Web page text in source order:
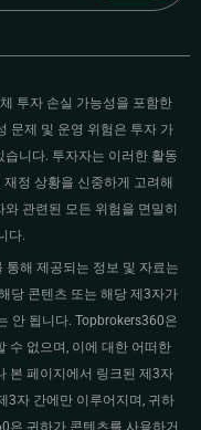
투자 손실 가능성을 포함한
문제 및 운영 위험은 투자 가
니다. 투자자는 이러한 활동
정 상황을 신중하게 고려해
관련된 모든 위험을 면밀히
다.
통해 제공되는 정보 및 자료는
당 콘텐츠 또는 해당 제3자가
안 됩니다. Topbrokers360은
수 없으며, 이에 대한 어떠한
본 페이지에서 링크된 제3자
3자 간에만 이루어지며, 귀하
은 귀하가 콘텐츠를 사용하거